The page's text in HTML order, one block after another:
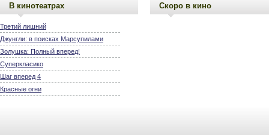
В кинотеатрах
Третий лишний
Джунгли: в поисках Марсупилами
Золушка: Полный вперед!
Суперкласико
Шаг вперед 4
Красные огни
Скоро в кино